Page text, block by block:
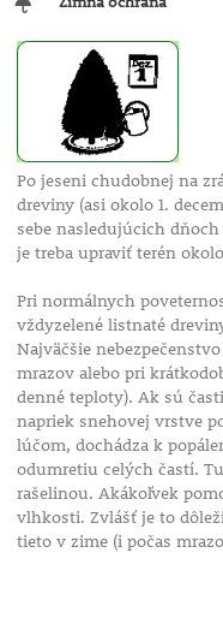
Po jeseni chudobnej na
dreviny (asi okolo 1.
sebe nasledujúcich
je treba upraviť terén
Pri normálnych
vždyzelené listnaté
Najväčšie
mrazov alebo pri
denné teploty). Ak sú
napriek snehovej vrstve
lúčom, dochádza k
odumretiu celých častí.
rašelinou. Akákoľvek
vlhkosti. Zvlášť je to
tieto v zime (i počas